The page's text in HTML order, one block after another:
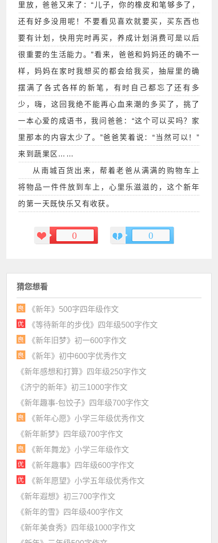
里放，爸爸又来了：“儿子，你的橡皮和笔够多了，
还有好多没用呢！不要看见喜欢就要买，买东西也
要有计划，快用完时再买，养成计划消费可是以后
很重要的生活能力。”看来，爸爸和妈妈还的确不一
样，妈妈在家时我想买的都会给我买，抽屉里的确
摆满了各式各样的新笔，有时自己都忘了还有多
少，嗨，这回我绝不能再心血来潮的多买了，挑了
一本心爱的成语书，我问爸爸：“这个可以买吗？家
里那本的内容太少了。”爸爸笑着说：“当然可以！”
来到蔬果区……
从南城百货出来，帮着老爸从满满的购物车上
将物品一件件放到车上，心里乐滋滋的，这个新年
的第一天既快乐又有收获。
0 0
猜您想看
《新年》500字四年级作文
《等待新年的步伐》四年级500字作文
《新年旧梦》初一600字作文
《新年》初中600字优秀作文
《新年感想和打算》四年级250字作文
《济宁的新年》初三1000字作文
《新年趣事-包饺子》四年级700字作文
《新年心愿》小学三年级优秀作文
《新年新梦》四年级700字作文
《新年舞龙》小学三年级作文
《新年趣事》四年级600字作文
《新年愿望》小学五年级优秀作文
《新年遐想》初三700字作文
《新年的雪》四年级400字作文
《新年美食秀》四年级1000字作文